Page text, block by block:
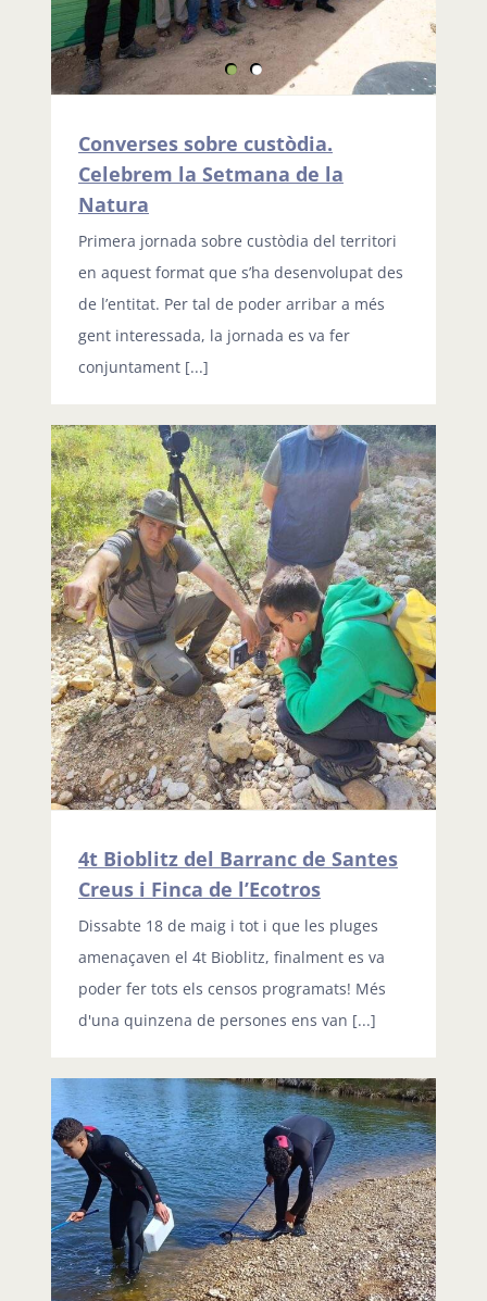
Converses sobre custòdia.
Celebrem la Setmana de la
Natura
Primera jornada sobre custòdia del territori
en aquest format que s’ha desenvolupat des
de l’entitat. Per tal de poder arribar a més
gent interessada, la jornada es va fer
conjuntament [...]
4t Bioblitz del Barranc de Santes
Creus i Finca de l’Ecotros
Dissabte 18 de maig i tot i que les pluges
amenaçaven el 4t Bioblitz, finalment es va
poder fer tots els censos programats! Més
d'una quinzena de persones ens van [...]